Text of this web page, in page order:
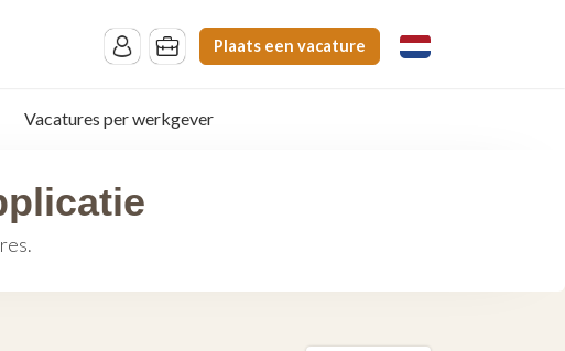
Plaats een vacature
Vacatures per werkgever